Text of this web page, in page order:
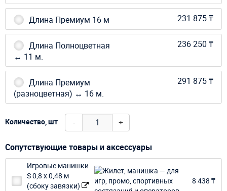
Длина Премиум 16 м 231 875 ₸
Длина Полноцветная
↔ 11 м.
236 250 ₸
Длина Премиум
(разноцветная) ↔ 16 м.
291 875 ₸
Количество, шт - +
Сопутствующие товары и аксессуары
Игровые манишки
S 0,8 х 0,48 м
(сбоку завязки)
8 438 ₸